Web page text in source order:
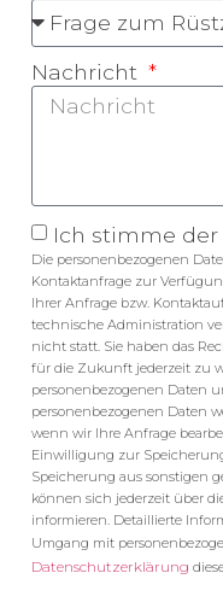
Nachricht
Ich stimme
Die personenbezogenen
Kontaktanfrage zur
Ihrer Anfrage bzw.
technische Administration
nicht statt. Sie haben das
für die Zukunft jederzeit zu
personenbezogenen Daten
personenbezogenen Daten
wenn wir Ihre Anfrage
Einwilligung zur
Speicherung aus sonstigen
können sich jederzeit über
informieren. Detaillierte
Umgang mit
Datenschutzerklärung